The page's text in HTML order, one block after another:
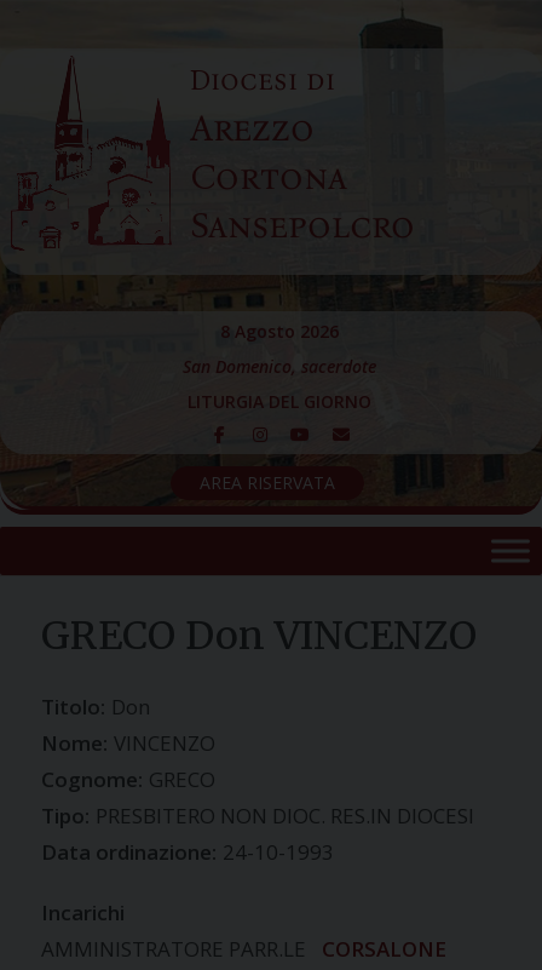
content
Diocesi di
Arezzo
Cortona
Sansepolcro
8 Agosto 2026
San Domenico, sacerdote
LITURGIA DEL GIORNO
AREA RISERVATA
GRECO Don VINCENZO
Titolo: Don
Nome: VINCENZO
Cognome: GRECO
Tipo: PRESBITERO NON DIOC. RES.IN DIOCESI
Data ordinazione: 24-10-1993
Incarichi
AMMINISTRATORE PARR.LE
CORSALONE